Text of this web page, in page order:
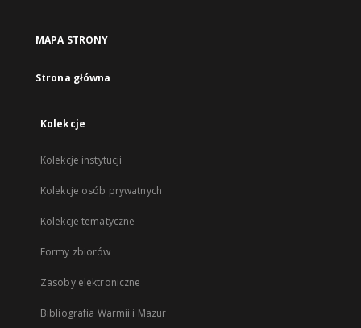
MAPA STRONY
Strona główna
Kolekcje
Kolekcje instytucji
Kolekcje osób prywatnych
Kolekcje tematyczne
Formy zbiorów
Zasoby elektroniczne
Bibliografia Warmii i Mazur